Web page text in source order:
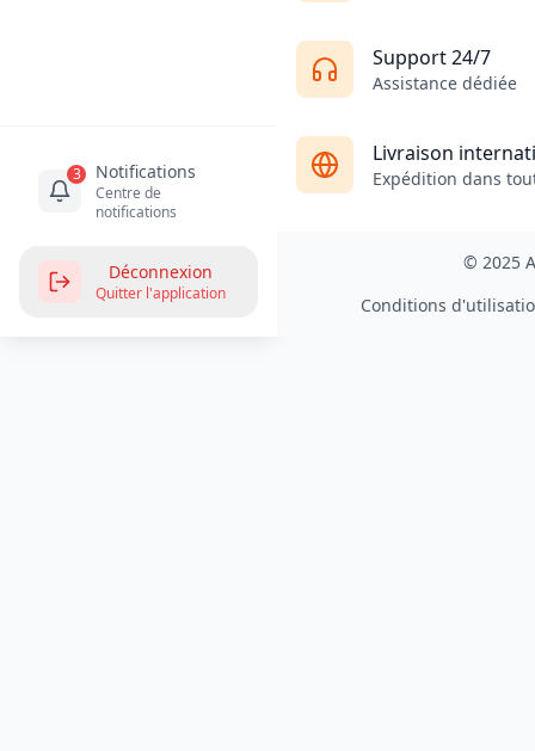
3 Notifications
Centre de
notifications
Déconnexion
Quitter l'application
Support 24/7
Assistance dédiée
Livraison
Expédition dans
© 2025
Conditions